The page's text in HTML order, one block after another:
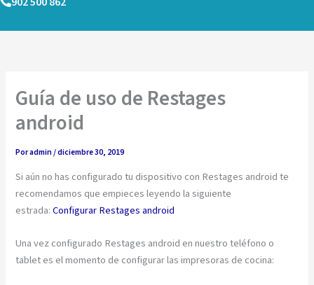
Ir
Guía de uso de Restages
android
Poradmin/diciembre 30, 2019
Si aún no has configurado tu dispositivo con Restages android te
recomendamos que empieces leyendo la siguiente
estrada:Configurar Restages android
Una vez configurado Restages android en nuestro teléfono o
tablet es el momento de configurar las impresoras de cocina: